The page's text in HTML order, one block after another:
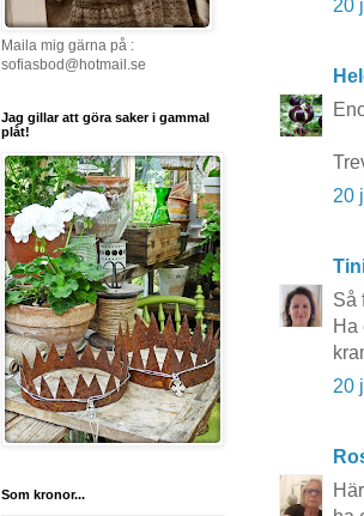
20
20
Så
Ha
20
Maila mig gärna på :
sofiasbod@hotmail.se
Jag gillar att göra saker i gammal
plåt!
Som kronor...